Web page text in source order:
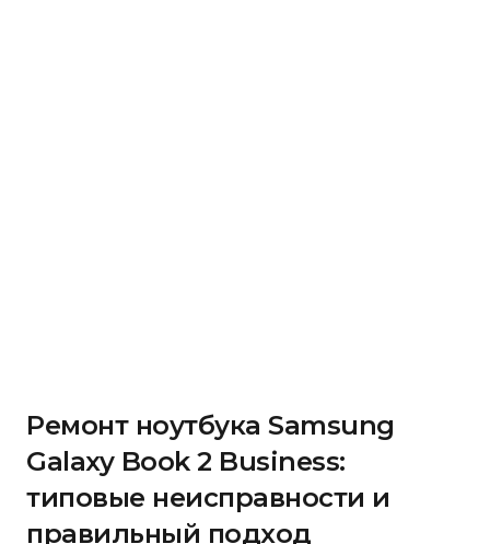
Ремонт ноутбука Samsung
Galaxy Book 2 Business:
типовые неисправности и
правильный подход